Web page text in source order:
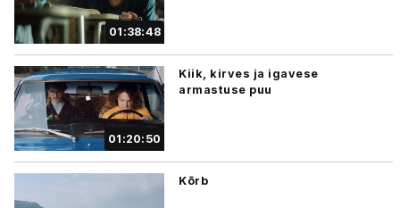
01:38:48
01:20:50
Kiik, kirves ja igavese
armastuse puu
Kõrb